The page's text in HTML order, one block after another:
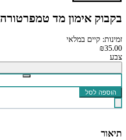
בקבוק אימון מד טמפרטורה 150 מ"ל
זמינות: קיים במלאי
₪35.00
צבע
הוספה לסל
תיאור